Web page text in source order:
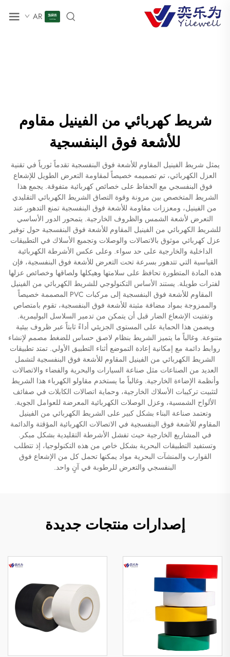
AR
شريط كهربائي من الفينيل مقاوم
للأشعة فوق البنفسجية
يمثل شريط الفينيل المقاوم للأشعة فوق البنفسجية تقدماً ثورياً في تقنية
العزل الكهربائي، تم تصميمه خصيصاً لمقاومة التعرض الطويل للإشعاع
فوق البنفسجي مع الحفاظ على خصائص كهربائية متفوقة. يجمع هذا
الشريط المتخصص بين مرونة وقوة التصاق الشريط الكهربائي التقليدي
من الفينيل، ومعززات مقاومة للأشعة فوق البنفسجية تمنع التدهور عند
التعرض لأشعة الشمس والظروف الخارجية. يتمحور الدور الأساسي
للشريط الكهربائي من الفينيل المقاوم للأشعة فوق البنفسجية حول توفير
عزل كهربائي موثوق بالاتصالات والوصلات وتجميع الأسلاك في التطبيقات
الداخلية والخارجية على حد سواء. وعلى عكس الأشرطة الكهربائية
القياسية التي تتدهور بسرعة تحت التعرض للأشعة فوق البنفسجية، فإن
هذه المادة المتطورة تحافظ على سلامتها وهيكلها ولصاقها وخصائص عزلها
لفترات طويلة. يستند الأساس التكنولوجي للشريط الكهربائي من الفينيل
المقاوم للأشعة فوق البنفسجية إلى مركبات PVC المصممة خصيصاً
والممزوجة بمواد مضافة مثبتة للأشعة فوق البنفسجية، تقوم بامتصاص
وتفتيت الإشعاع الضار قبل أن يتمكن من تدمير السلاسل البوليمرية.
ويضمن هذا الحماية على المستوى الجزيئي أداءً ثابتاً عبر ظروف بيئية
متنوعة. وغالباً ما يتميز الشريط بنظام لاصق حساس للضغط مصمم لإنشاء
روابط دائمة مع إمكانية إعادة التموضع أثناء التطبيق الأولي. تمتد تطبيقات
الشريط الكهربائي من الفينيل المقاوم للأشعة فوق البنفسجية لتشمل
العديد من الصناعات مثل صناعة السيارات والبحرية والفضاء والاتصالات
وأنظمة الإضاءة الخارجية. وغالباً ما يستخدم مقاولو الكهرباء هذا الشريط
لتثبيت تركيبات الأسلاك الخارجية، وحماية اتصالات الكابلات في صفائف
الألواح الشمسية، وعزل الوصلات الكهربائية المعرضة للعوامل الجوية.
وتعتمد صناعة البناء بشكل كبير على الشريط الكهربائي من الفينيل
المقاوم للأشعة فوق البنفسجية في الاتصالات الكهربائية المؤقتة والدائمة
في المشاريع الخارجية حيث تفشل الأشرطة التقليدية بشكل مبكر.
وتستفيد التطبيقات البحرية بشكل خاص من هذه التكنولوجيا، إذ تتطلب
القوارب والمنشآت البحرية مواد يمكنها تحمل كل من الإشعاع فوق
البنفسجي والتعرض للرطوبة في آنٍ واحد.
إصدارات منتجات جديدة